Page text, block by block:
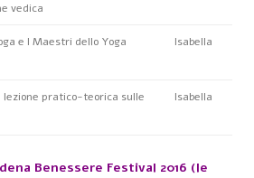
vedica
e I Maestri dello Yoga
Isabella
lezione pratico-teorica sulle
Isabella
Benessere Festival 2016 (le